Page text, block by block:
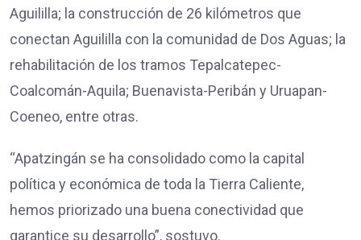
Aguililla; la construcción de 26 kilómetros que
conectan Aguililla con la comunidad de Dos Aguas; la
rehabilitación de los tramos Tepalcatepec-
Coalcomán-Aquila; Buenavista-Peribán y Uruapan-
Coeneo, entre otras.
“Apatzingán se ha consolidado como la capital
política y económica de toda la Tierra Caliente,
hemos priorizado una buena conectividad que
garantice su desarrollo”, sostuvo.